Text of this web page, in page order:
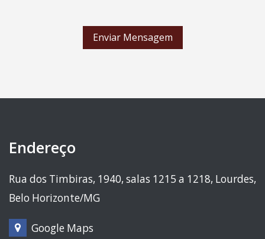
Enviar Mensagem
Endereço
Rua dos Timbiras, 1940, salas 1215 a 1218, Lourdes,
Belo Horizonte/MG
Google Maps